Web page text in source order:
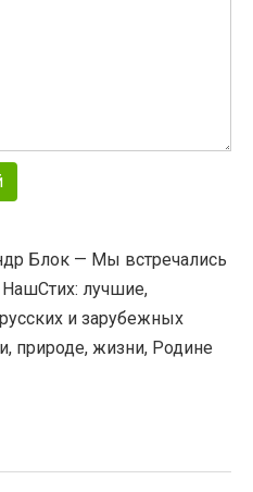
Блок — Мы встречались
НашСтих: лучшие,
и зарубежных
природе, жизни, Родине